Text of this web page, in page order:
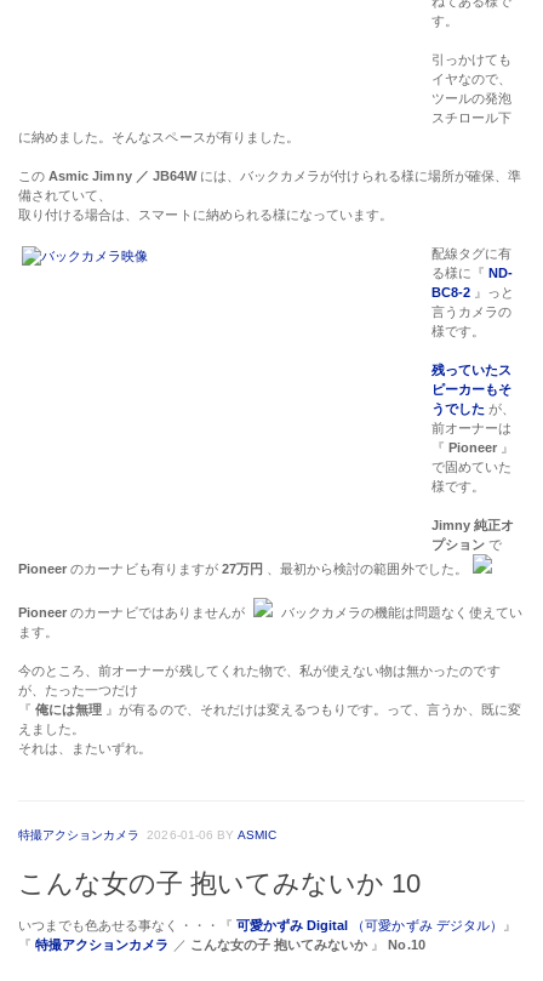
す。
引っかけても
イヤなので、
ツールの発泡
スチロール下
に納めました。そんなスペースが有りました。
このAsmic Jimny ／ JB64Wには、バックカメラが付けられる様に場所が確保、準
備されていて、
取り付ける場合は、スマートに納められる様になっています。
配線タグに有
る様に『ND-
BC8-2 』っと
言うカメラの
様です。
残っていたス
ピーカーもそ
うでした が、
前オーナーは
『Pioneer 』
で固めていた
様です。
Jimny 純正オ
プション で
Pioneer のカーナビも有りますが 27万円 、最初から検討の範囲外でした。
Pioneer のカーナビではありませんが
バックカメラの機能は問題なく使えてい
ます。
今のところ、前オーナーが残してくれた物で、私が使えない物は無かったのです
が、たった一つだけ
『俺には無理 』が有るので、それだけは変えるつもりです。って、言うか、既に変
えました。
それは、またいずれ。
特撮アクションカメラ 2026-01-06 BY ASMIC
こんな女の子 抱いてみないか 10
いつまでも色あせる事なく・・・『 可愛かずみ Digital （可愛かずみ デジタル）
』
『特撮アクションカメラ ／ こんな女の子 抱いてみないか 』No.10